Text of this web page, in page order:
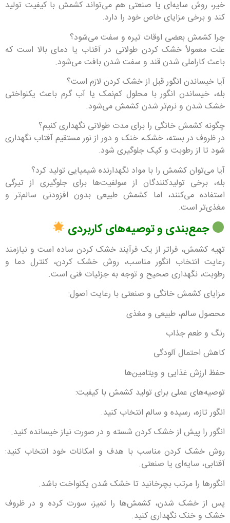
خیر، روش سایه‌ای یا صنعتی هم می‌تواند کشمش با کیفیت تولید
کند و برخی مزایای خاص خود را دارد.
چرا کشمش بعضی اوقات تیره و سفت می‌شود؟
علت معمولاً خشک کردن طولانی در آفتاب یا دمای بالا است که
باعث کاراملی شدن قند و سفت شدن بافت می‌شود.
آیا خیساندن انگور قبل از خشک کردن لازم است؟
بله، خیساندن انگور با محلول کم‌نمک یا آب گرم باعث یکنواختی
خشک شدن و نرم‌تر شدن کشمش می‌شود.
چگونه کشمش خانگی را برای مدت طولانی نگهداری کنیم؟
در ظروف در بسته، خشک، خنک و دور از نور مستقیم آفتاب نگهداری
شود تا از رطوبت و کپک جلوگیری شود.
آیا می‌توان کشمش را با مواد نگهدارنده شیمیایی تولید کرد؟
بله، برخی تولیدکنندگان از سولفیت‌ها برای جلوگیری از تیرگی
استفاده می‌کنند، اما کشمش طبیعی بدون افزودنی سالم‌تر و
مغذی‌تر است.
جمع‌بندی و توصیه‌های کاربردی
تهیه کشمش، فراتر از یک فرآیند خشک کردن ساده است و نیازمند
رعایت انتخاب انگور مناسب، روش خشک کردن، کنترل دما و
رطوبت، نگهداری صحیح و توجه به جزئیات فنی است.
مزایای کشمش خانگی و صنعتی با رعایت اصول:
محصول سالم، طبیعی و مغذی
رنگ و طعم جذاب
کاهش احتمال آلودگی
حفظ ارزش غذایی و ویتامین‌ها
توصیه‌های عملی برای تولید کشمش با کیفیت:
انگور تازه، رسیده و سالم انتخاب کنید.
انگور را پیش از خشک کردن شسته و در صورت نیاز خیسانده کنید.
روش خشک کردن مناسب با هدف و امکانات خود انتخاب کنید:
آفتابی، سایه‌ای یا صنعتی.
انگورها را مرتب بچرخانید تا خشک شدن یکنواخت باشد.
پس از خشک شدن، کشمش‌ها را تمیز، سورت کرده و در ظروف
خشک و خنک نگهداری کنید.